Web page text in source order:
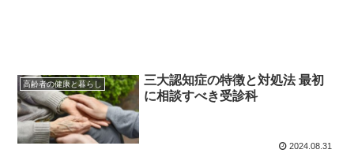
高齢者の健康と暮らし
三大認知症の特徴と対処法 最初
に相談すべき受診科
2024.08.31